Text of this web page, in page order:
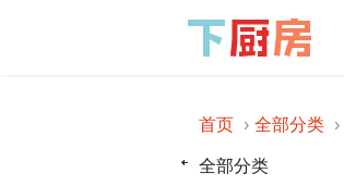
首页 全部分类
全部分类